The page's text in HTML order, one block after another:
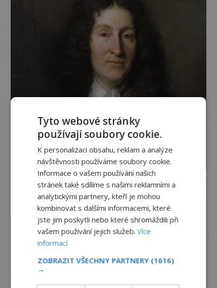
Tyto webové stránky
používají soubory cookie.
K personalizaci obsahu, reklam a analýze
návštěvnosti používáme soubory cookie.
Informace o vašem používání našich
stránek také sdílíme s našimi reklamními a
analytickými partnery, kteří je mohou
kombinovat s dalšími informacemi, které
jste jim poskytli nebo které shromáždili při
vašem používání jejich služeb.Více
informací
ZOBRAZIT VŠECHNY PARTNERY (1616)
→